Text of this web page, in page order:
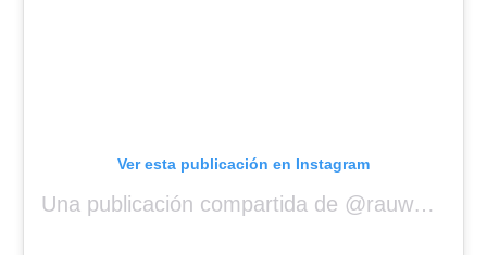
Ver esta publicación en Instagram
Una publicación compartida de @rauwalejandro